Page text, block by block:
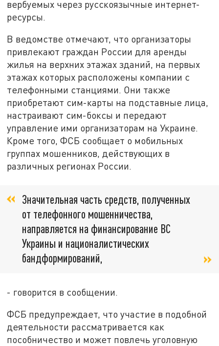
вербуемых через русскоязычные интернет-
ресурсы.
В ведомстве отмечают, что организаторы
привлекают граждан России для аренды
жилья на верхних этажах зданий, на первых
этажах которых расположены компании с
телефонными станциями. Они также
приобретают сим-карты на подставные лица,
настраивают сим-боксы и передают
управление ими организаторам на Украине.
Кроме того, ФСБ сообщает о мобильных
группах мошенников, действующих в
различных регионах России.
Значительная часть средств, полученных
от телефонного мошенничества,
направляется на финансирование ВС
Украины и националистических
бандформирований,
- говорится в сообщении.
ФСБ предупреждает, что участие в подобной
деятельности рассматривается как
пособничество и может повлечь уголовную